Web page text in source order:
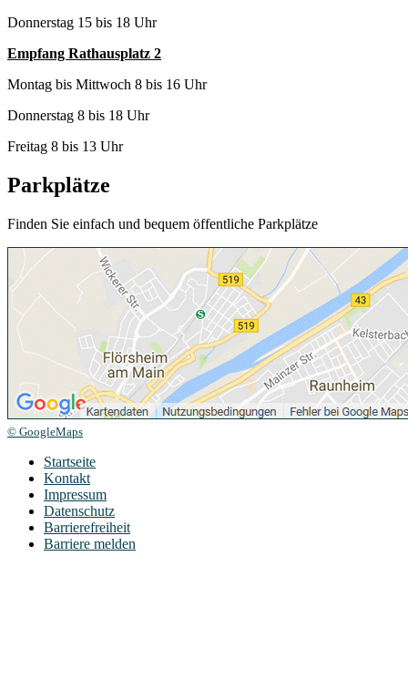
Donnerstag 15 bis 18 Uhr
Empfang Rathausplatz 2
Montag bis Mittwoch 8 bis 16 Uhr
Donnerstag 8 bis 18 Uhr
Freitag 8 bis 13 Uhr
Parkplätze
Finden Sie einfach und bequem öffentliche Parkplätze
© GoogleMaps
Startseite
Kontakt
Impressum
Datenschutz
Barrierefreiheit
Barriere melden